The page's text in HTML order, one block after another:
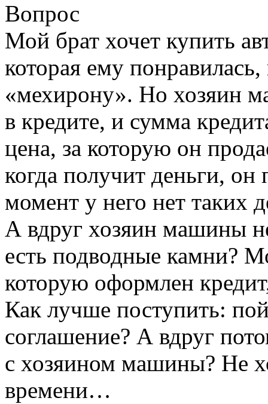
Вопрос
Мой брат хочет купить
которая ему
«мехирону». Но хозяин
в кредите, и сумма
цена, за которую он
когда получит деньги, он
момент у него нет таких
А вдруг хозяин машины
есть подводные камни?
которую оформлен
Как лучше поступить:
соглашение? А вдруг
с хозяином машины? Не
времени…